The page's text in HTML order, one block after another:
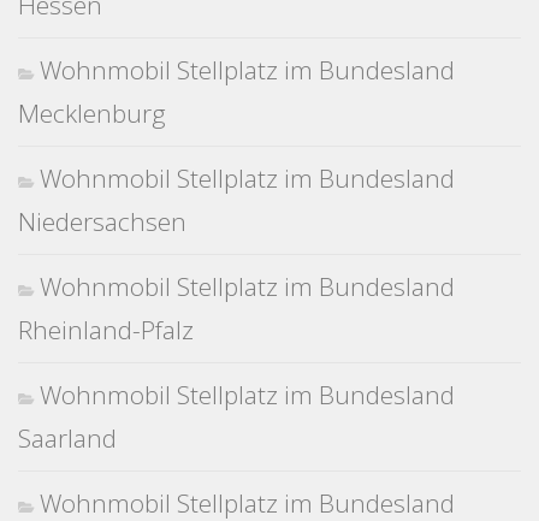
Wohnmobil Stellplatz im Bundesland
Mecklenburg
Wohnmobil Stellplatz im Bundesland
Niedersachsen
Wohnmobil Stellplatz im Bundesland
Rheinland-Pfalz
Wohnmobil Stellplatz im Bundesland
Saarland
Wohnmobil Stellplatz im Bundesland